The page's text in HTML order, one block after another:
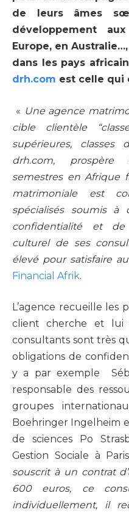
de leurs âmes
développement
Europe, en
dans les pays
drh.com est celle qui
« Une agence
cible clientèle
supérieures, classes
drh.com, prospère
semestres en Afrique
matrimoniale est
spécialisés soumis à
confidentialité et
culturel de ses
élevé pour satisfaire
Financial Afrik.
L’agence recueille
client cherche et lui
consultants sont très
obligations de
y a par exemple
responsable des
groupes
Boehringer Ingelheim
de sciences Po
Gestion Sociale à
souscrit à un contrat
600 euros, ce
individuellement, il